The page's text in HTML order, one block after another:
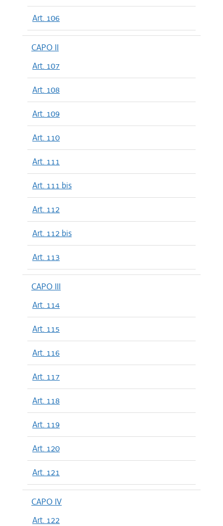
Art. 106
CAPO II
Art. 107
Art. 108
Art. 109
Art. 110
Art. 111
Art. 111 bis
Art. 112
Art. 112 bis
Art. 113
CAPO III
Art. 114
Art. 115
Art. 116
Art. 117
Art. 118
Art. 119
Art. 120
Art. 121
CAPO IV
Art. 122